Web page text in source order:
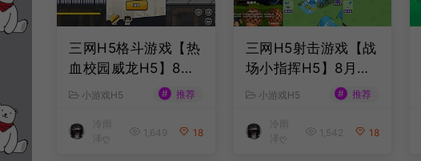
三网H5格斗游戏【热
血校园威龙H5】8月
最新整理Linux手工
端+解压即玩+简易安
小游戏H5 # 推荐
泽ღ
1,649 18
三网H5射击游戏【战
场小指挥H5】8月最
新整理Linux手工服
+解压即玩+简易安卓
小游戏H5 # 推荐
泽ღ
1,542 18